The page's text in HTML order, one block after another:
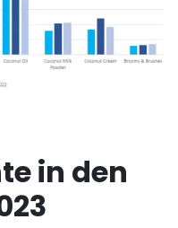
in den